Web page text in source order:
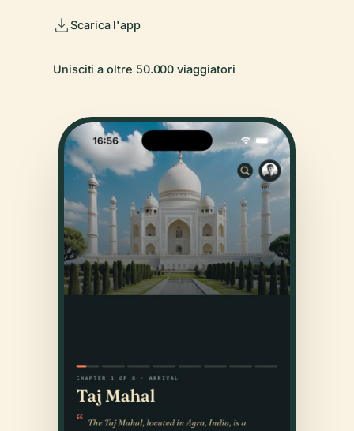
Scarica l'app
Unisciti a oltre 50.000 viaggiatori